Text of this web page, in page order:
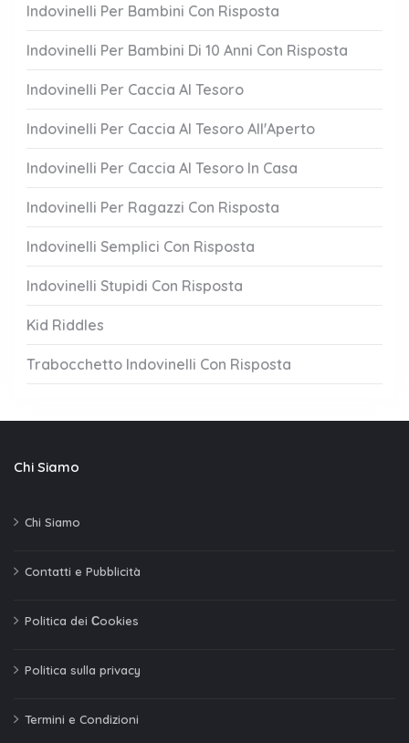
Indovinelli Per Bambini Con Risposta
Indovinelli Per Bambini Di 10 Anni Con Risposta
Indovinelli Per Caccia Al Tesoro
Indovinelli Per Caccia Al Tesoro All'Aperto
Indovinelli Per Caccia Al Tesoro In Casa
Indovinelli Per Ragazzi Con Risposta
Indovinelli Semplici Con Risposta
Indovinelli Stupidi Con Risposta
Kid Riddles
Trabocchetto Indovinelli Con Risposta
Chi Siamo
Chi Siamo
Contatti e Pubblicità
Politica dei Сookies
Politica sulla privacy
Termini e Condizioni